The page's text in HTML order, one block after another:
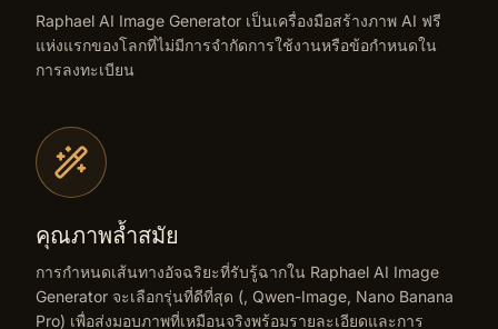
Raphael AI Image Generator เป็นเครื่องมือสร้างภาพ AI ฟรี
แห่งแรกของโลกที่ไม่มีการจำกัดการใช้งานหรือข้อกำหนดใน
การลงทะเบียน
คุณภาพล้ำสมัย
การกำหนดเส้นทางอัจฉริยะที่รับรู้ฉากใน Raphael AI Image
Generator จะเลือกรุ่นที่ดีที่สุด (, Qwen-Image, Nano Banana
Pro) เพื่อส่งมอบภาพที่เหมือนจริงพร้อมรายละเอียดและการ